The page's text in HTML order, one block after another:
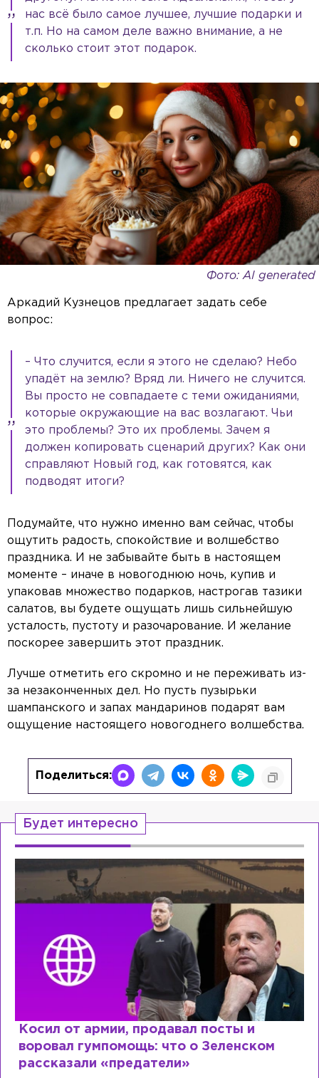
Text
Text Background
Opacity
Text Edge Style
Font Family
Reset Done
Close Modal Dialog
End of dialog window.
нас всё было самое лучшее, лучшие подарки и
т.п. Но на самом деле важно внимание, а не
сколько стоит этот подарок.
Фото: AI generated
Аркадий Кузнецов предлагает задать себе
вопрос:
– Что случится, если я этого не сделаю? Небо
упадёт на землю? Вряд ли. Ничего не случится.
Вы просто не совпадаете с теми ожиданиями,
которые окружающие на вас возлагают. Чьи
это проблемы? Это их проблемы. Зачем я
должен копировать сценарий других? Как они
справляют Новый год, как готовятся, как
подводят итоги?
Подумайте, что нужно именно вам сейчас, чтобы
ощутить радость, спокойствие и волшебство
праздника. И не забывайте быть в настоящем
моменте – иначе в новогоднюю ночь, купив и
упаковав множество подарков, настрогав тазики
салатов, вы будете ощущать лишь сильнейшую
усталость, пустоту и разочарование. И желание
поскорее завершить этот праздник.
Лучше отметить его скромно и не переживать из-
за незаконченных дел. Но пусть пузырьки
шампанского и запах мандаринов подарят вам
ощущение настоящего новогоднего волшебства.
Поделиться:
Будет интересно
Рыдает из-за мужа, но опять флиртует с
Лазаревым: как Лера Кудрявцева
сходит с ума